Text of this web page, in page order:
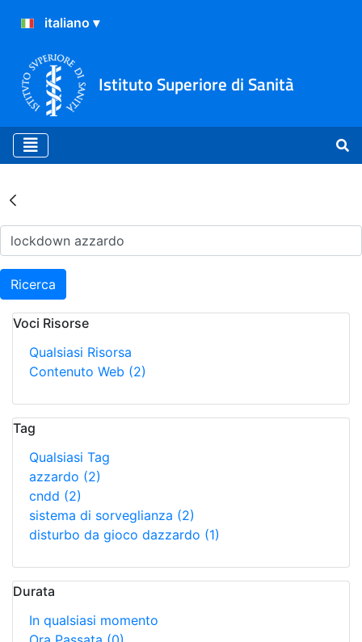
Istituto Superiore di Sanità
Risultati della Ricerca -
Ricerca
Voci Risorse
Qualsiasi Risorsa
Contenuto Web (2)
Tag
Qualsiasi Tag
azzardo (2)
cndd (2)
sistema di sorveglianza (2)
disturbo da gioco dazzardo (1)
Durata
In qualsiasi momento